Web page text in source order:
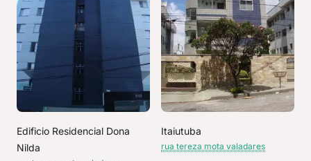
Edificio Residencial Dona
Nilda
Itaiutuba
rua tereza mota valadares